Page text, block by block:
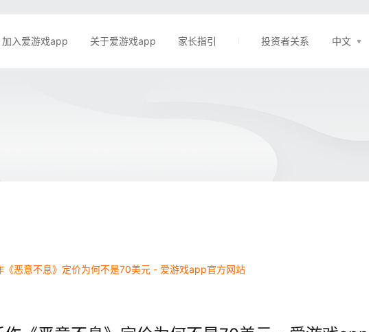
加入爱游戏app 关于爱游戏app 家长指引 投资者关系 中文
《恶意不息》定价为何不是70美元 - 爱游戏app官方网站